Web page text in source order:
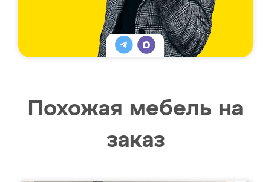
Похожая мебель на
заказ